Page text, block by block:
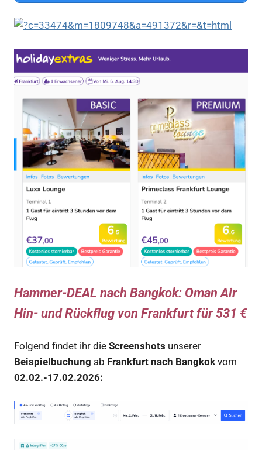
Hammer-DEAL nach Bangkok: Oman Air
Hin- und Rückflug von Frankfurt für 531 €
Folgend findet ihr die Screenshots unserer
Beispielbuchung ab Frankfurt nach Bangkok vom
02.02.-17.02.2026: